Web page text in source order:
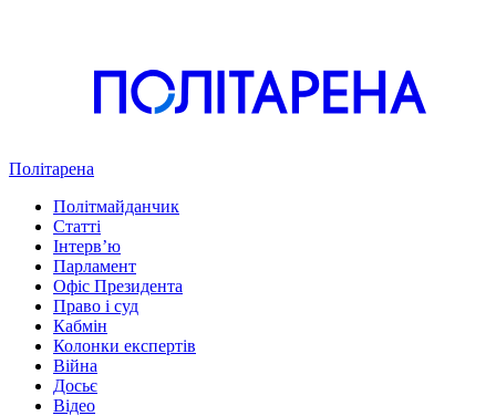
Політарена
Політмайданчик
Статті
Інтервʼю
Парламент
Офіс Президента
Право і суд
Кабмін
Колонки експертів
Війна
Досьє
Відео